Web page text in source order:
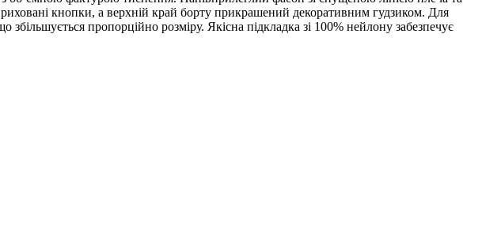
кнопки, а верхній край борту прикрашений декоративним гудзиком. Для
пропорційно розміру. Якісна підкладка зі 100% нейлону забезпечує